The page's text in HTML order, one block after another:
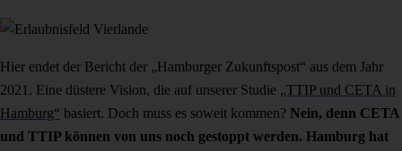
Hier endet der Bericht der „Hamburger Zukunftspost“ aus dem Jahr
2021. Eine düstere Vision, die auf unserer Studie „TTIP und CETA in
Hamburg“ basiert. Doch muss es soweit kommen? Nein, denn CETA
und TTIP können von uns noch gestoppt werden. Hamburg hat